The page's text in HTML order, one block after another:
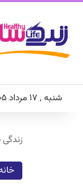
شنبه , ۱۷ مرداد ۱۴۰۵